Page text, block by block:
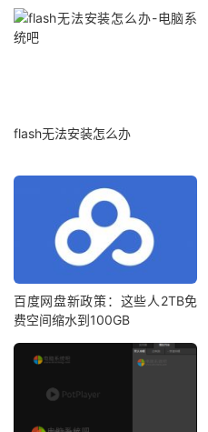
flash无法安装怎么办
百度网盘新政策：这些人2TB免
费空间缩水到100GB